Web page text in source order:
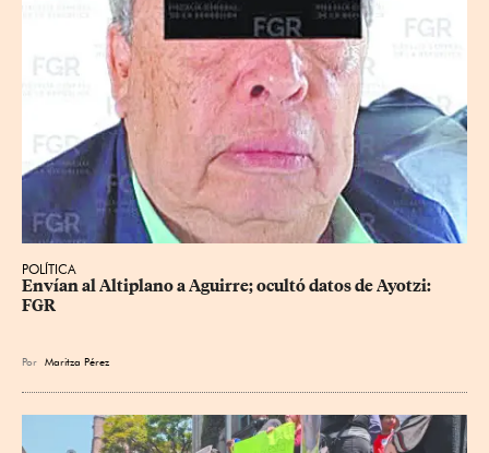
POLÍTICA
Envían al Altiplano a Aguirre; ocultó datos de Ayotzi:
FGR
Por Maritza Pérez